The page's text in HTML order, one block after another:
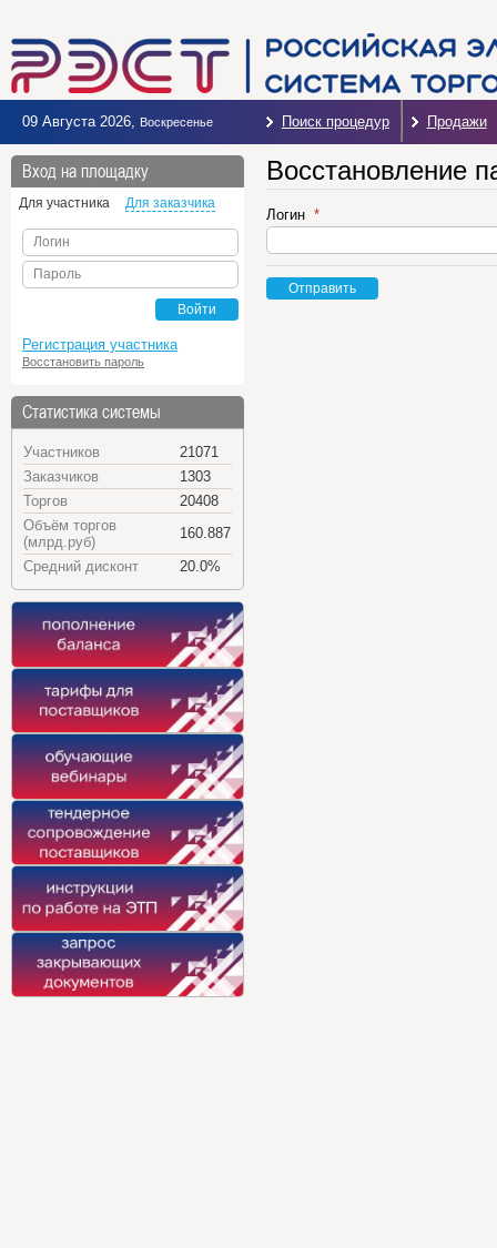
09 Августа 2026, Воскресенье Поиск процедур Продажи
Вход на площадку
Для участника Для заказчика
Логин
Пароль
Войти
Регистрация участника
Восстановить пароль
Статистика системы
Участников
21071
Заказчиков
1303
Торгов
20408
Объём торгов
(млрд.руб)
160.887
Средний дисконт
20.0%
Восстановление
Логин
Отправить